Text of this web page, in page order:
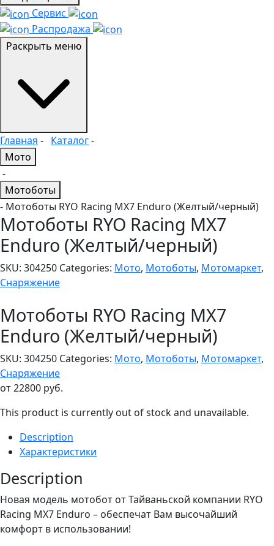
Сервис
Распродажа
Главная - Каталог-
Мото
-
Мотоботы
- Мотоботы RYO Racing MX7 Enduro (Желтый/черный)
Мотоботы RYO Racing MX7
Enduro (Желтый/черный)
SKU: 304250 Categories: Мото, Мотоботы, Мотомаркет,
Снаряжение
Мотоботы RYO Racing MX7
Enduro (Желтый/черный)
SKU: 304250 Categories: Мото, Мотоботы, Мотомаркет,
Снаряжение
от22800 руб.
This product is currently out of stock and unavailable.
Description
Характеристики
Description
Новая модель мотобот от Тайваньской компании RYO
Racing MX7 Enduro – обеспечат Вам высочайший
комфорт в использовании!